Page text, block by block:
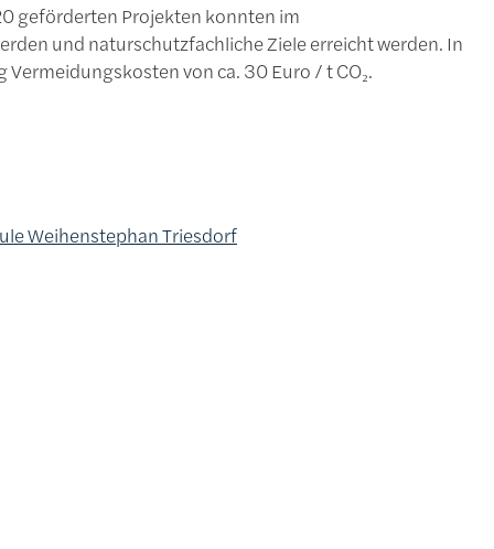
geförderten Projekten konnten im
und naturschutzfachliche Ziele erreicht werden. In
von ca. 30 Euro / t CO₂.
Weihenstephan Triesdorf